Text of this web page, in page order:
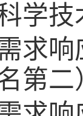
学
求
第二